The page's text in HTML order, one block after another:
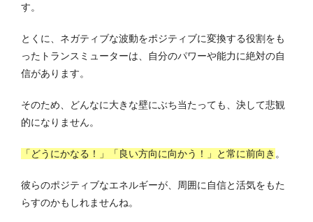
す。
とくに、ネガティブな波動をポジティブに変換する役割をも
ったトランスミューターは、自分のパワーや能力に絶対の自
信があります。
そのため、どんなに大きな壁にぶち当たっても、決して悲観
的になりません。
「どうにかなる！」「良い方向に向かう！」と常に前向き 。
彼らのポジティブなエネルギーが、周囲に自信と活気をもた
らすのかもしれませんね。